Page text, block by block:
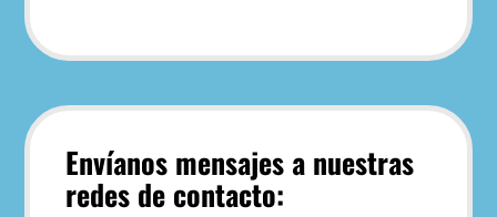
Envíanos mensajes a nuestras
redes de contacto: